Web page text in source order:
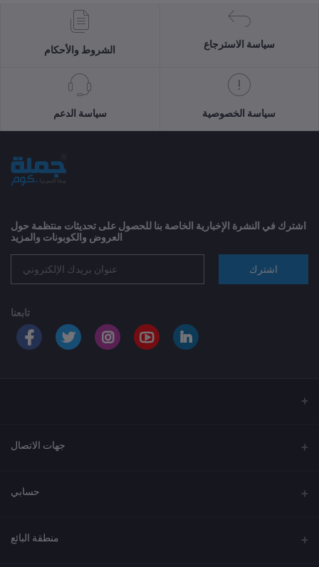
الشروط والأحكام
سياسة الاسترجاع
سياسة الدعم سياسة الخصوصية
اشترك في النشرة الإخبارية الخاصة بنا للحصول على تحديثات منتظمة حول
العروض والكوبونات والمزيد
اشترك
تابعنا
جهات الاتصال
العنوان
920033037
حسابي
تسجيل الدخول
منطقة البائع